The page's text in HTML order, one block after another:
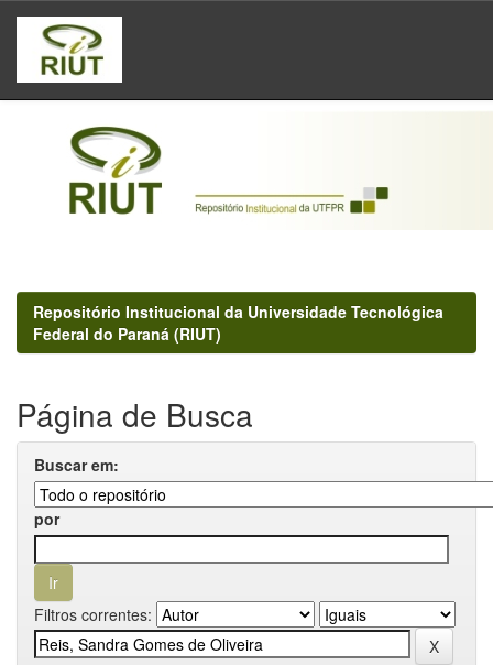
Skip
navigation
Repositório Institucional da Universidade Tecnológica
Federal do Paraná (RIUT)
Página de Busca
Buscar em:
por
Filtros correntes: